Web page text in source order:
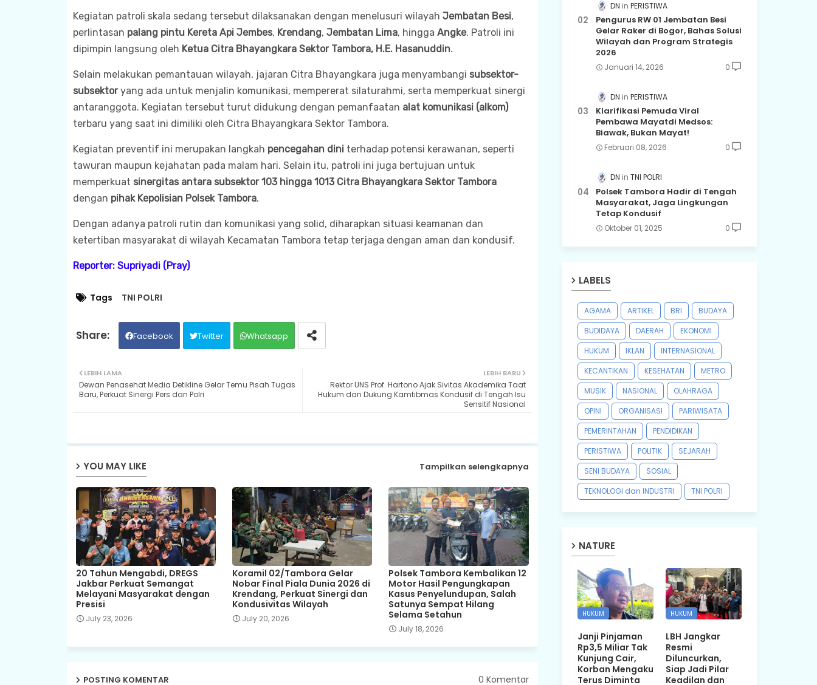
Kegiatan patroli skala sedang tersebut dilaksanakan dengan menelusuri wilayah Jembatan Besi,
perlintasan palang pintu Kereta Api Jembes, Krendang, Jembatan Lima, hingga Angke. Patroli ini
dipimpin langsung oleh Ketua Citra Bhayangkara Sektor Tambora, H.E. Hasanuddin.
Selain melakukan pemantauan wilayah, jajaran Citra Bhayangkara juga menyambangi subsektor-
subsektoryang ada untuk menjalin komunikasi, mempererat silaturahmi, serta memperkuat sinergi
antaranggota. Kegiatan tersebut turut didukung dengan pemanfaatan alat komunikasi (alkom)
terbaru yang saat ini dimiliki oleh Citra Bhayangkara Sektor Tambora.
Kegiatan preventif ini merupakan langkah pencegahan diniterhadap potensi kerawanan, seperti
tawuran maupun kejahatan pada malam hari. Selain itu, patroli ini juga bertujuan untuk
memperkuat sinergitas antara subsektor 103 hingga 1013 Citra Bhayangkara Sektor Tambora
dengan pihak Kepolisian Polsek Tambora.
Dengan adanya patroli rutin dan komunikasi yang solid, diharapkan situasi keamanan dan
ketertiban masyarakat di wilayah Kecamatan Tambora tetap terjaga dengan aman dan kondusif.
Reporter: Supriyadi (Pray)
Tags TNI POLRI
Facebook Twitter Whatsapp
LEBIH BARU
Rektor UNS Prof. Hartono Ajak Sivitas Akademika Taat
Hukum dan Dukung Kamtibmas Kondusif di Tengah Isu
Sensitif Nasional
LEBIH LAMA
Dewan Penasehat Media Detikline Gelar Temu Pisah Tugas
Baru, Perkuat Sinergi Pers dan Polri
YOU MAY LIKE Tampilkan selengkapnya
20 Tahun Mengabdi, DREGS
Jakbar Perkuat Semangat
Melayani Masyarakat dengan
Presisi
July 23, 2026
Koramil 02/Tambora Gelar
Nobar Final Piala Dunia 2026 di
Krendang, Perkuat Sinergi dan
Kondusivitas Wilayah
July 20, 2026
Polsek Tambora Kembalikan 12
Motor Hasil Pengungkapan
Kasus Penyelundupan, Salah
Satunya Sempat Hilang
Selama Setahun
July 18, 2026
POSTING KOMENTAR 0 Komentar
DN PERISTIWA
Pengurus RW 01 Jembatan Besi
Gelar Raker di Bogor, Bahas Solusi
Wilayah dan Program Strategis
2026
Januari 14, 2026 0
DN PERISTIWA
Klarifikasi Pemuda Viral
Pembawa Mayatdi Medsos:
Biawak, Bukan Mayat!
Februari 08, 2026 0
DN TNI POLRI
Polsek Tambora Hadir di Tengah
Masyarakat, Jaga Lingkungan
Tetap Kondusif
Oktober 01, 2025 0
LABELS
AGAMA ARTIKEL BRI
BUDAYA
BUDIDAYA
DAERAH
EKONOMI
HUKUM
IKLAN
INTERNASIONAL
KECANTIKAN
KESEHATAN
METRO
MUSIK
NASIONAL
OLAHRAGA
OPINI
ORGANISASI
PARIWISATA
PEMERINTAHAN
PENDIDIKAN
PERISTIWA
POLITIK
SEJARAH
SENI BUDAYA
SOSIAL
TEKNOLOGI dan INDUSTRI
TNI POLRI
NATURE
HUKUM
Janji Pinjaman
Rp3,5 Miliar Tak
Kunjung Cair,
Korban Mengaku
Terus Diminta
HUKUM
LBH Jangkar
Resmi
Diluncurkan,
Siap Jadi Pilar
Keadilan dan